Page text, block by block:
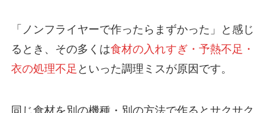
「ノンフライヤーで作ったらまずかった」と感じ
るとき、その多くは食材の入れすぎ・予熱不足・
衣の処理不足 といった調理ミスが原因です。